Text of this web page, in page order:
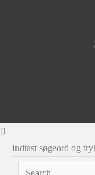
Indtast søgeord og